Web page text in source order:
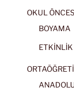
OKUL ÖNCESİ
BOYAMA
ETKİNLİK